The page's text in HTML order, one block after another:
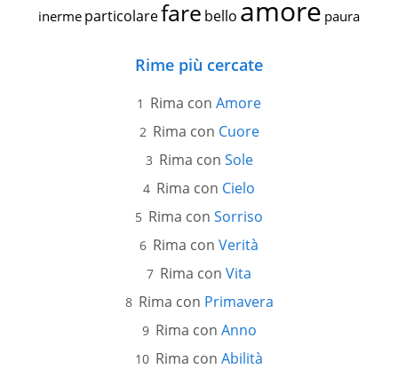
inerme particolarefare bello amore paura
Rime più cercate
Rima con Amore
Rima con Cuore
Rima con Sole
Rima con Cielo
Rima con Sorriso
Rima con Verità
Rima con Vita
Rima con Primavera
Rima con Anno
Rima con Abilità